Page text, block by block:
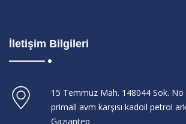
İletişim Bilgileri
15 Temmuz Mah. 148044 Sok. No
primall avm karşısı kadoil petrol
Gaziantep